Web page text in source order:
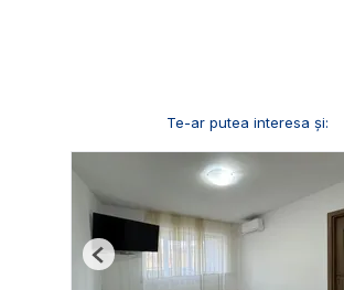
Te-ar putea interesa și:
Previous